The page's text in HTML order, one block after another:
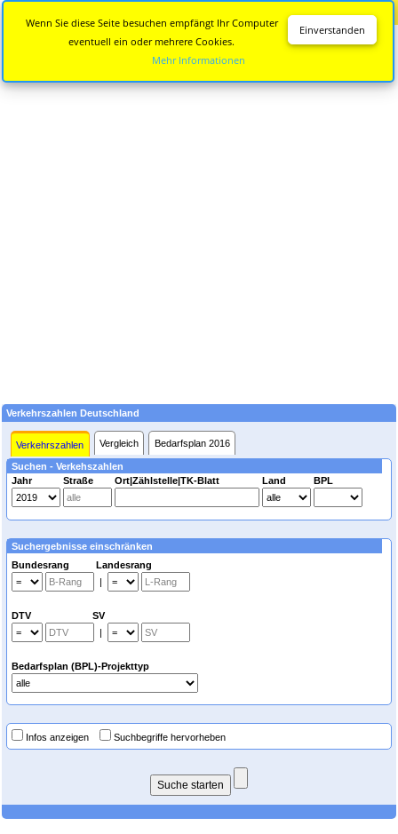
Verkehrszahlen Deutschland
Verkehrszahlen Vergleich Bedarfsplan 2016
Suchen - Verkehszahlen
Jahr
Straße Ort|Zählstelle|TK-Blatt Land BPL
Suchergebnisse einschränken
Bundesrang Landesrang
|
DTV SV
|
Bedarfsplan (BPL)-Projekttyp
Infos anzeigen Suchbegriffe hervorheben
Einverstanden
Wenn Sie diese Seite besuchen empfängt Ihr Computer
eventuell ein oder mehrere Cookies.
Mehr Informationen